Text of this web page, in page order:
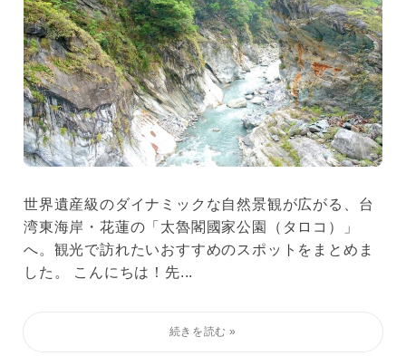
世界遺産級のダイナミックな自然景観が広がる、台
湾東海岸・花蓮の「太魯閣國家公園（タロコ）」
へ。観光で訪れたいおすすめのスポットをまとめま
した。 こんにちは！先...